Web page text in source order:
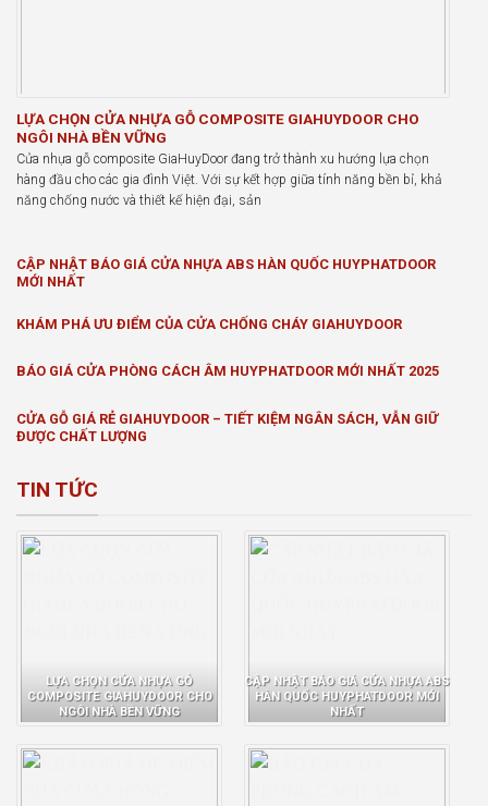
LỰA CHỌN CỬA NHỰA GỖ COMPOSITE GIAHUYDOOR CHO
NGÔI NHÀ BỀN VỮNG
Cửa nhựa gỗ composite GiaHuyDoor đang trở thành xu hướng lựa chọn
hàng đầu cho các gia đình Việt. Với sự kết hợp giữa tính năng bền bỉ, khả
năng chống nước và thiết kế hiện đại, sản
CẬP NHẬT BÁO GIÁ CỬA NHỰA ABS HÀN QUỐC HUYPHATDOOR
MỚI NHẤT
KHÁM PHÁ ƯU ĐIỂM CỦA CỬA CHỐNG CHÁY GIAHUYDOOR
BÁO GIÁ CỬA PHÒNG CÁCH ÂM HUYPHATDOOR MỚI NHẤT 2025
CỬA GỖ GIÁ RẺ GIAHUYDOOR – TIẾT KIỆM NGÂN SÁCH, VẪN GIỮ
ĐƯỢC CHẤT LƯỢNG
TIN TỨC
LỰA CHỌN CỬA NHỰA GỖ
COMPOSITE GIAHUYDOOR CHO
NGÔI NHÀ BỀN VỮNG
CẬP NHẬT BÁO GIÁ CỬA NHỰA ABS
HÀN QUỐC HUYPHATDOOR MỚI
NHẤT